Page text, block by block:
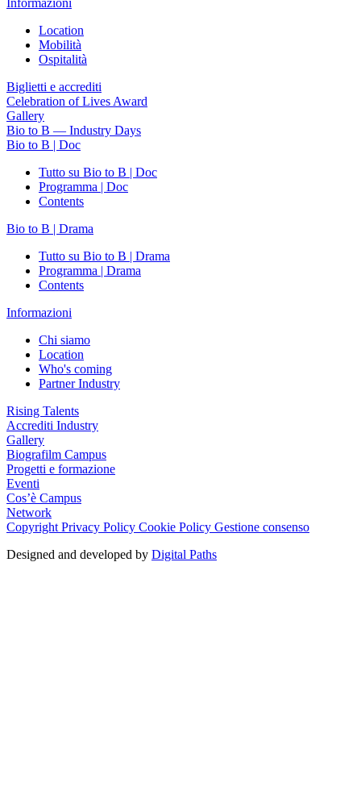
Location
Mobilità
Ospitalità
Biglietti e accrediti
Celebration of Lives Award
Gallery
Bio to B — Industry Days
Bio to B | Doc
Tutto su Bio to B | Doc
Programma | Doc
Contents
Bio to B | Drama
Tutto su Bio to B | Drama
Programma | Drama
Contents
Informazioni
Chi siamo
Location
Who's coming
Partner Industry
Rising Talents
Accrediti Industry
Gallery
Biografilm Campus
Progetti e formazione
Eventi
Cos’è Campus
Network
Copyright Privacy Policy Cookie Policy Gestione consenso
Designed and developed by Digital Paths